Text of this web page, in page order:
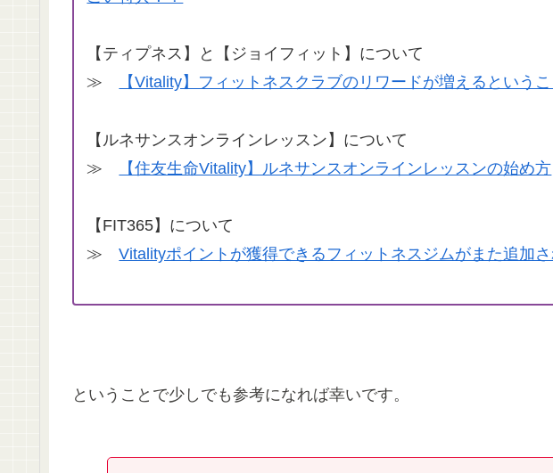
【ティプネス】と【ジョイフィット】について
≫
【Vitality】フィットネスクラブのリワードが増えるという
【ルネサンスオンラインレッスン】について
≫
【住友生命Vitality】ルネサンスオンラインレッスンの始め方
【FIT365】について
≫Vitalityポイントが獲得できるフィットネスジムがまた追加さ
ということで少しでも参考になれば幸いです。